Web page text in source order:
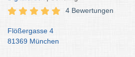
4 Bewertungen
Flößergasse 4
81369 München